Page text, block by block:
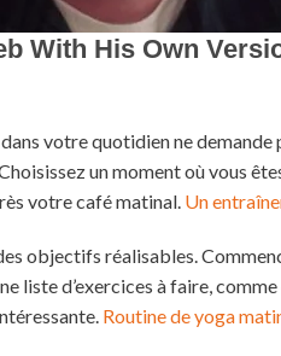
votre quotidien ne
un moment où vous
votre café matinal. Un
objectifs réalisables.
liste d’exercices à faire,
Routine de yoga